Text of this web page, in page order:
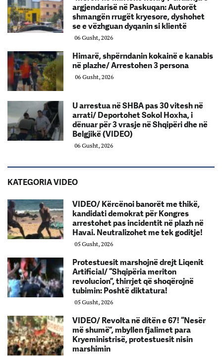
argjendarisë në Paskuqan: Autorët
shmangën rrugët kryesore, dyshohet
se e vëzhguan dyqanin si klientë
06 Gusht, 2026
Himarë, shpërndanin kokainë e kanabis
në plazhe/ Arrestohen 3 persona
06 Gusht, 2026
U arrestua në SHBA pas 30 vitesh në
arrati/ Deportohet Sokol Hoxha, i
dënuar për 3 vrasje në Shqipëri dhe në
Belgjikë (VIDEO)
06 Gusht, 2026
KATEGORIA VIDEO
VIDEO/ Kërcënoi banorët me thikë,
kandidati demokrat për Kongres
arrestohet pas incidentit në plazh në
Havai. Neutralizohet me tek goditje!
05 Gusht, 2026
Protestuesit marshojnë drejt Liqenit
Artificial/ “Shqipëria meriton
revolucion”, thirrjet që shoqërojnë
tubimin: Poshtë diktatura!
05 Gusht, 2026
VIDEO/ Revolta në ditën e 67! “Nesër
më shumë”, mbyllen fjalimet para
Kryeministrisë, protestuesit nisin
marshimin